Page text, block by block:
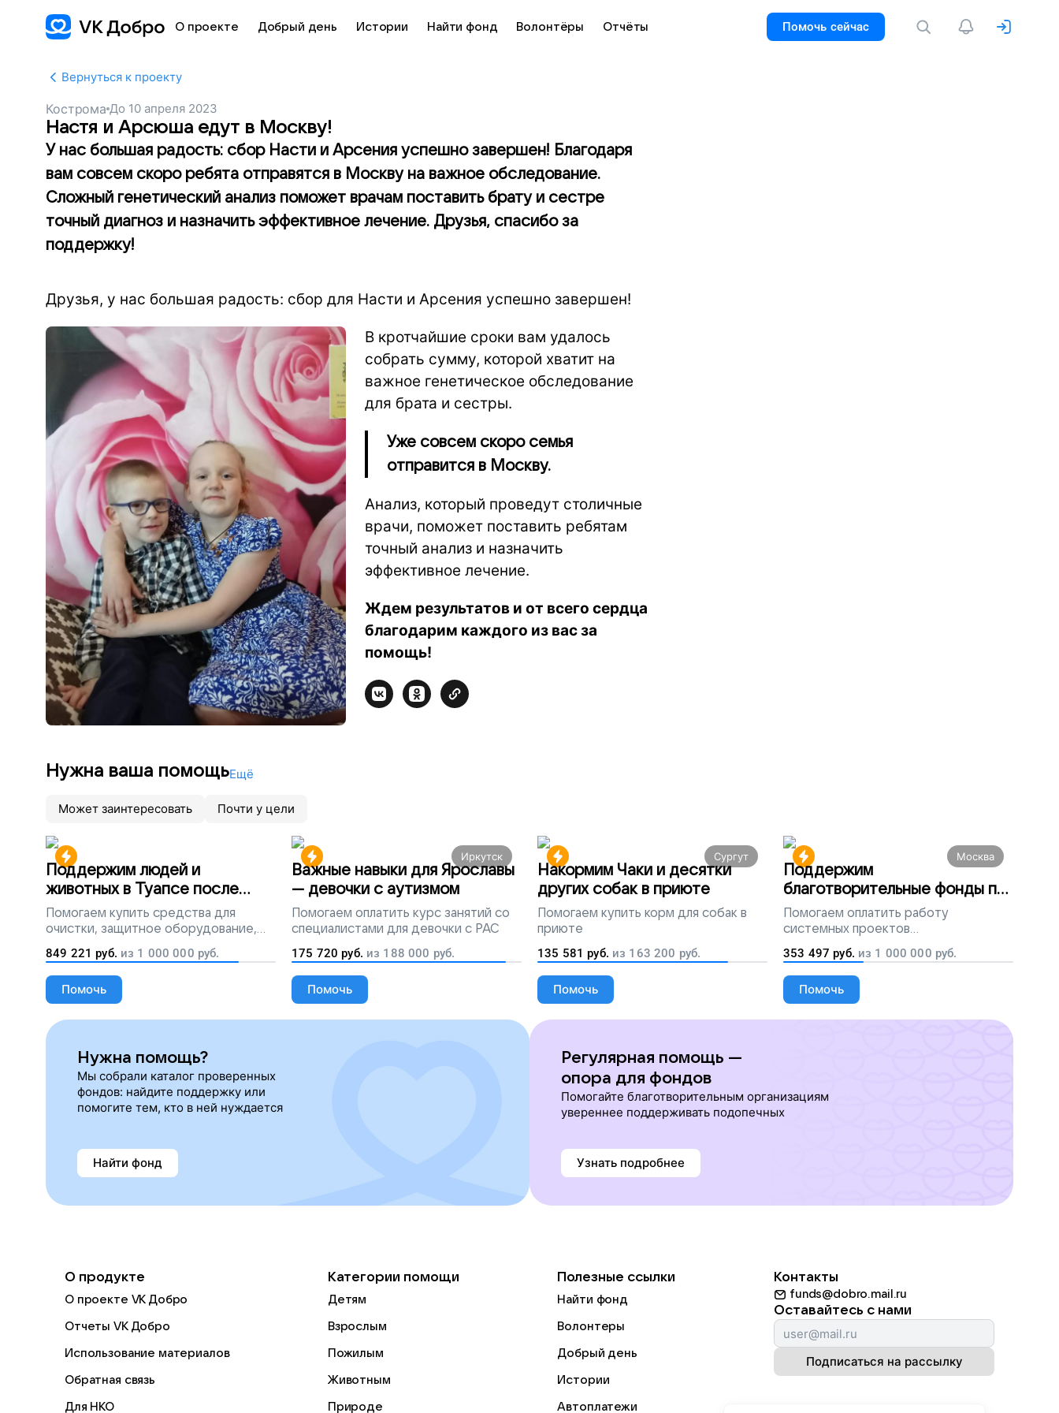
О проекте Добрый день Истории Найти фонд Волонтёры Отчёты Помочь сейчас
Вернуться к проекту
Кострома До 10 апреля 2023
Настя и Арсюша едут в Москву!
У нас большая радость: сбор Насти и Арсения успешно завершен! Благодаря
вам совсем скоро ребята отправятся в Москву на важное обследование.
Сложный генетический анализ поможет врачам поставить брату и сестре
точный диагноз и назначить эффективное лечение. Друзья, спасибо за
поддержку!
Друзья, у нас большая радость: сбор для Насти и Арсения успешно завершен!
В кротчайшие сроки вам удалось
собрать сумму, которой хватит на
важное генетическое обследование
для брата и сестры.
Уже совсем скоро семья
отправится в Москву.
Анализ, который проведут столичные
врачи, поможет поставить ребятам
точный анализ и назначить
эффективное лечение.
Ждем результатов и от всего сердца
благодарим каждого из вас за
помощь!
Нужна ваша помощьЕщё
Может заинтересовать Почти у цели
Поддержим людей и
животных в Туапсе после
разлива мазута
Помогаем купить средства для
очистки, защитное оборудование,
лекарства, корм и предметы первой
необходимости
849 221 руб. из 1 000 000 руб.
Помочь
Иркутск
Важные навыки для Ярославы
— девочки с аутизмом
Помогаем оплатить курс занятий со
специалистами для девочки с РАС
175 720 руб. из 188 000 руб.
Помочь
Сургут
Накормим Чаки и десятки
других собак в приюте
Помогаем купить корм для собак в
приюте
135 581 руб. из 163 200 руб.
Помочь
Москва
Поддержим
благотворительные фонды по
всей России
Помогаем оплатить работу
системных проектов
благотворительных организаций
353 497 руб. из 1 000 000 руб.
Помочь
Нужна помощь?
Мы собрали каталог проверенных
фондов: найдите поддержку или
помогите тем, кто в ней нуждается
Найти фонд
Регулярная помощь —
опора для фондов
Помогайте благотворительным организациям
увереннее поддерживать подопечных
Узнать подробнее
О продукте
О проекте VK Добро
Отчеты VK Добро
Использование материалов
Обратная связь
Для НКО
Категории помощи
Детям
Взрослым
Пожилым
Животным
Природе
Полезные ссылки
Найти фонд
Волонтеры
Добрый день
Истории
Автоплатежи
Контакты
funds@dobro.mail.ru
Оставайтесь с нами
Подписаться на рассылку